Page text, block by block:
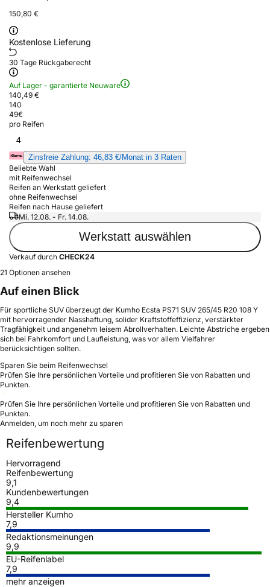
150,80 €
Kostenlose Lieferung
30 Tage Rückgaberecht
Auf Lager - garantierte Neuware
140,49 €
140
49€
pro Reifen
4
Zinsfreie Zahlung: 46,83 €/Monat in 3 Raten
Beliebte Wahl
mit Reifenwechsel
Reifen an Werkstatt geliefert
ohne Reifenwechsel
Reifen nach Hause geliefert
Mi. 12.08. - Fr. 14.08.
Werkstatt auswählen
Verkauf durch CHECK24
21 Optionen ansehen
Auf einen Blick
Für sportliche SUV überzeugt der Kumho Ecsta PS71 SUV 265/45 R20 108 Y
mit hervorragender Nasshaftung, solider Kraftstoffeffizienz, verstärkter
Tragfähigkeit und angenehm leisem Abrollverhalten. Leichte Abstriche ergeben
sich bei Fahrkomfort und Laufleistung, was vor allem Vielfahrer
berücksichtigen sollten.
Sparen Sie beim Reifenwechsel
Prüfen Sie Ihre persönlichen Vorteile und profitieren Sie von Rabatten und
Punkten.
Prüfen Sie Ihre persönlichen Vorteile und profitieren Sie von Rabatten und
Punkten.
Anmelden, um noch mehr zu sparen
Reifenbewertung
Hervorragend
Reifenbewertung
9,1
Kundenbewertungen
9,4
Hersteller Kumho
7,9
Redaktionsmeinungen
9,9
EU-Reifenlabel
7,9
mehr anzeigen